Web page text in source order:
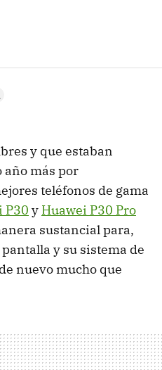
y que estaban
año más por
teléfonos de gama
P30 y Huawei P30 Pro
sustancial para,
y su sistema de
nuevo mucho que